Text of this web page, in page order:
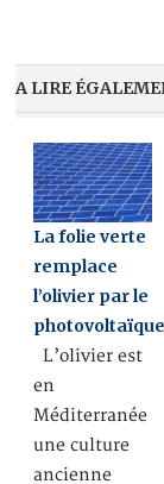
A LIRE
La folie verte
remplace
l’olivier par le
photovoltaïque
L’olivier est
en
Méditerranée
une culture
ancienne